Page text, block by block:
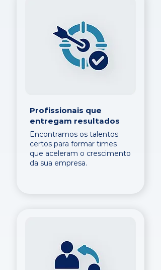
Profissionais que
entregam resultados
Encontramos os talentos
certos para formar times
que aceleram o crescimento
da sua empresa.